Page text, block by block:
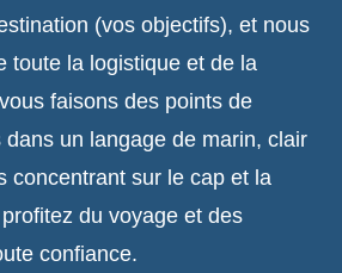
(vos objectifs), et nous
toute la logistique et de la
faisons des points de
un langage de marin, clair
concentrant sur le cap et la
du voyage et des
confiance.